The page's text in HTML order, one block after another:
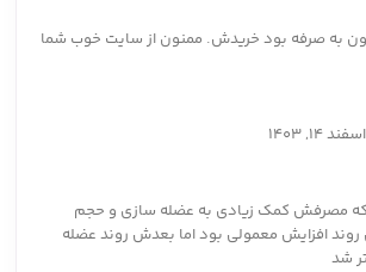
به صرفه بود خریدش. ممنون از سایت خوب شما
اسفند 14, 1403
مصرفش کمک زیادی به عضله سازی و حجم
روند افزایش معمولی بود اما بعدش روند عضله
شد